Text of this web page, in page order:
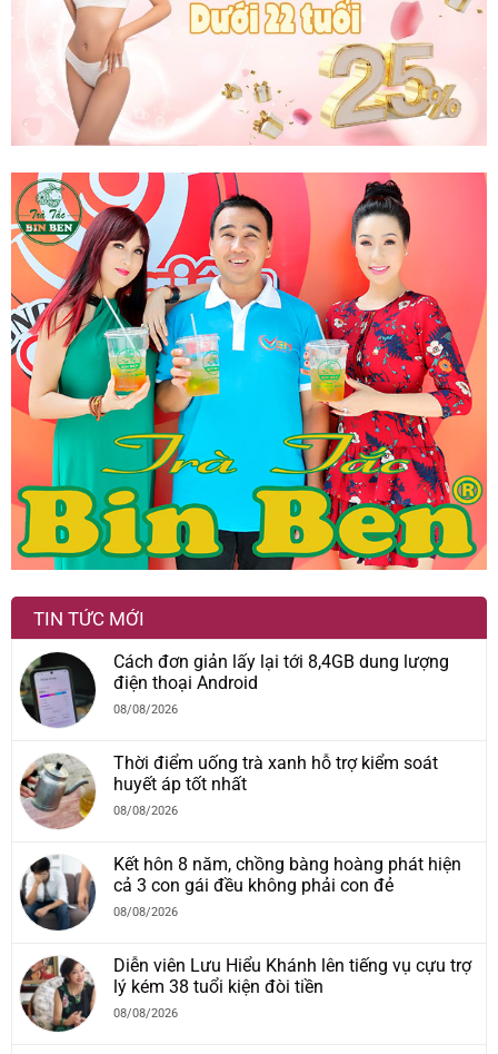
TIN TỨC MỚI
Cách đơn giản lấy lại tới 8,4GB dung lượng
điện thoại Android
08/08/2026
Thời điểm uống trà xanh hỗ trợ kiểm soát
huyết áp tốt nhất
08/08/2026
Kết hôn 8 năm, chồng bàng hoàng phát hiện
cả 3 con gái đều không phải con đẻ
08/08/2026
Diễn viên Lưu Hiểu Khánh lên tiếng vụ cựu trợ
lý kém 38 tuổi kiện đòi tiền
08/08/2026